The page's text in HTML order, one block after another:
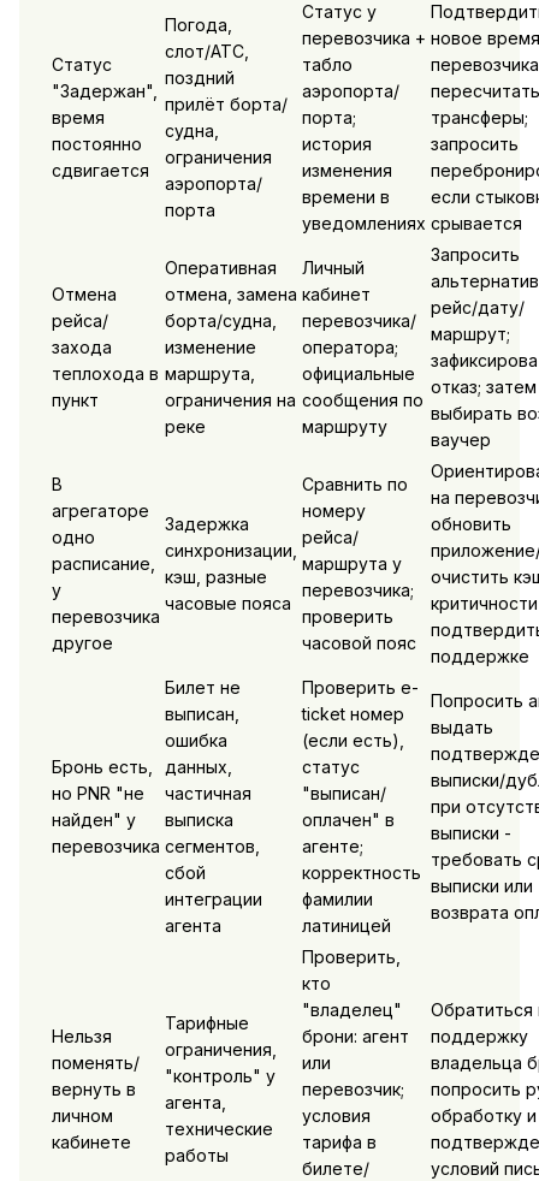
Статус
"Задержан",
время
постоянно
сдвигается
Погода,
слот/ATC,
поздний
прилёт борта/
судна,
ограничения
аэропорта/
порта
Статус у
перевозчика +
табло
аэропорта/
порта;
история
изменения
времени в
уведомлениях
новое
пересчитать
трансферы;
запросить
если
срывается
Отмена
рейса/
захода
теплохода в
пункт
Оперативная
отмена, замена
борта/судна,
изменение
маршрута,
ограничения на
реке
Личный
кабинет
перевозчика/
оператора;
официальные
сообщения по
маршруту
Запросить
рейс/дату/
маршрут;
отказ; затем
выбирать
ваучер
В
агрегаторе
одно
расписание,
у
перевозчика
другое
Задержка
синхронизации,
кэш, разные
часовые пояса
Сравнить по
номеру
рейса/
маршрута у
перевозчика;
проверить
часовой пояс
на
обновить
очистить
поддержке
Бронь есть,
но PNR "не
найден" у
перевозчика
Билет не
выписан,
ошибка
данных,
частичная
выписка
сегментов,
сбой
интеграции
агента
Проверить e-
ticket номер
(если есть),
статус
"выписан/
оплачен" в
агенте;
корректность
фамилии
латиницей
Попросить
выдать
выписки/
при
выписки -
требовать
выписки или
возврата
Нельзя
поменять/
вернуть в
личном
кабинете
Тарифные
ограничения,
"контроль" у
агента,
технические
работы
Проверить,
кто
"владелец"
брони: агент
или
перевозчик;
условия
тарифа в
билете/
Обратиться
поддержку
владельца
попросить
обработку и
условий